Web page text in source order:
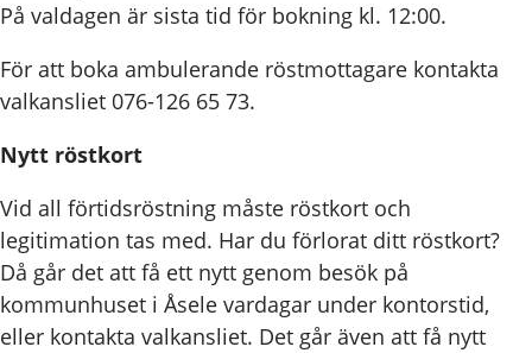
På valdagen är sista tid för bokning kl. 12:00.
För att boka ambulerande röstmottagare kontakta
valkansliet 076-126 65 73.
Nytt röstkort
Vid all förtidsröstning måste röstkort och
legitimation tas med. Har du förlorat ditt röstkort?
Då går det att få ett nytt genom besök på
kommunhuset i Åsele vardagar under kontorstid,
eller kontakta valkansliet. Det går även att få nytt